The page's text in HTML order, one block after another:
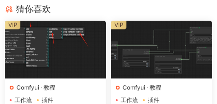
猜你喜欢
Comfyui · 教程
工作流
插件
VIP
Comfyui · 教程
工作流
插件
VIP